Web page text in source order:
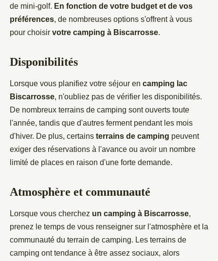
de mini-golf. En fonction de votre budget et de vos
préférences, de nombreuses options s'offrent à vous
pour choisir votre camping à Biscarrosse.
Disponibilités
Lorsque vous planifiez votre séjour en camping lac
Biscarrosse, n'oubliez pas de vérifier les disponibilités.
De nombreux terrains de camping sont ouverts toute
l'année, tandis que d'autres ferment pendant les mois
d'hiver. De plus, certains terrains de camping peuvent
exiger des réservations à l'avance ou avoir un nombre
limité de places en raison d'une forte demande.
Atmosphère et communauté
Lorsque vous cherchez un camping à Biscarrosse,
prenez le temps de vous renseigner sur l'atmosphère et la
communauté du terrain de camping. Les terrains de
camping ont tendance à être assez sociaux, alors